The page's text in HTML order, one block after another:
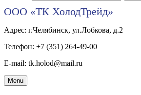
ООО «ТК ХолодТрейд»
Адрес: г.Челябинск, ул.Лобкова, д.2
Телефон: +7 (351) 264-49-00
E-mail: tk.holod@mail.ru
Menu